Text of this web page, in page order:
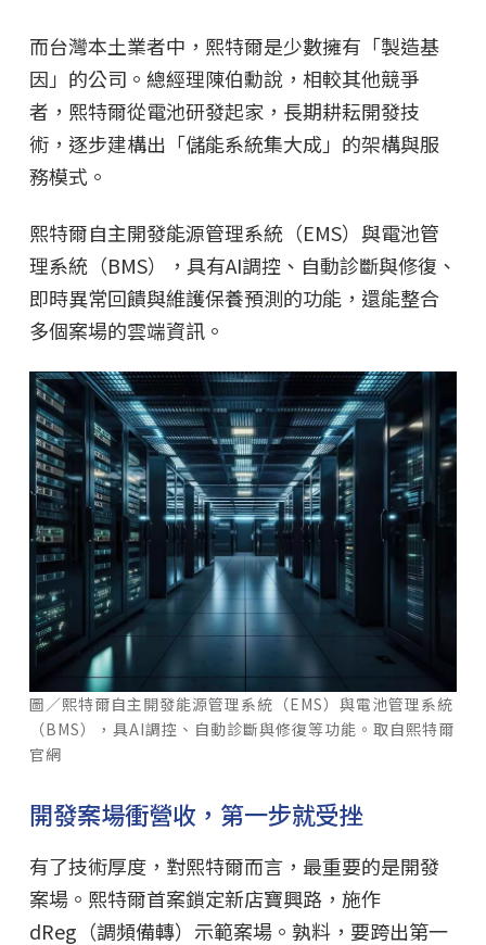
而台灣本土業者中，熙特爾是少數擁有「製造基
因」的公司。總經理陳伯勳說，相較其他競爭
者，熙特爾從電池研發起家，長期耕耘開發技
術，逐步建構出「儲能系統集大成」的架構與服
務模式。
熙特爾自主開發能源管理系統（EMS）與電池管
理系統（BMS），具有AI調控、自動診斷與修復、
即時異常回饋與維護保養預測的功能，還能整合
多個案場的雲端資訊。
圖／熙特爾自主開發能源管理系統（EMS）與電池管理系統
（BMS），具AI調控、自動診斷與修復等功能。取自熙特爾
官網
開發案場衝營收，第一步就受挫
有了技術厚度，對熙特爾而言，最重要的是開發
案場。熙特爾首案鎖定新店寶興路，施作
dReg（調頻備轉）示範案場。孰料，要跨出第一